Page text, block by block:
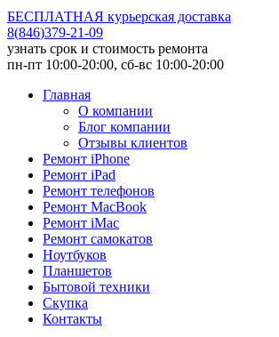
БЕСПЛАТНАЯ курьерская доставка
8(846)379-21-09
узнать срок и стоимость ремонта
пн-пт 10:00-20:00, сб-вс 10:00-20:00
Главная
О компании
Блог компании
Отзывы клиентов
Ремонт iPhone
Ремонт iPad
Ремонт телефонов
Ремонт MacBook
Ремонт iMac
Ремонт самокатов
Ноутбуков
Планшетов
Бытовой техники
Скупка
Контакты